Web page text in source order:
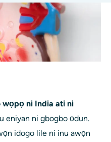
wọpọ ni India ati ni
eniyan ni gbogbo ọdun.
idogo lile ni inu awọn